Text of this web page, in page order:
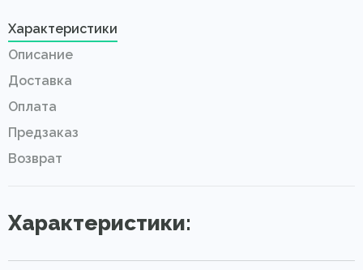
Характеристики
Описание
Доставка
Оплата
Предзаказ
Возврат
Характеристики: